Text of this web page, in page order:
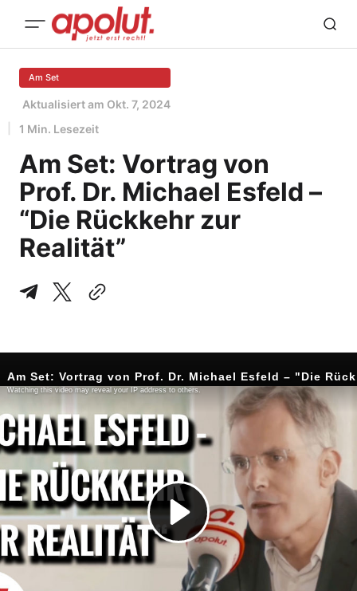
Am Set
Aktualisiert am Okt. 7, 2024
1 Min. Lesezeit
Am Set: Vortrag von
Prof. Dr. Michael Esfeld –
“Die Rückkehr zur
Realität”